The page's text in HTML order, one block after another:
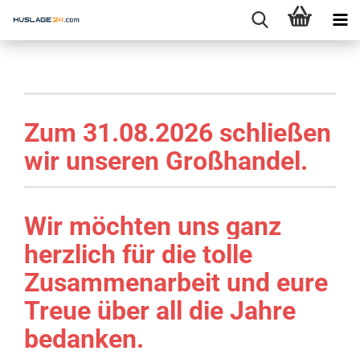
Zum 31.08.2026 schließen
wir unseren Großhandel.
Wir möchten uns ganz
herzlich für die tolle
Zusammenarbeit und eure
Treue über all die Jahre
bedanken.